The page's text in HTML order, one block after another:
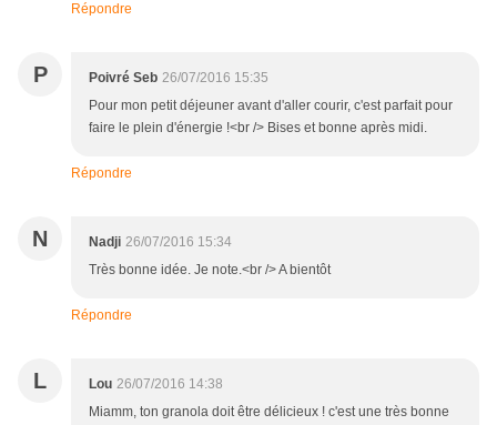
Répondre
P Poivré Seb 26/07/2016 15:35
Pour mon petit déjeuner avant d'aller courir, c'est parfait pour
faire le plein d'énergie !<br /> Bises et bonne après midi.
Répondre
N Nadji 26/07/2016 15:34
Très bonne idée. Je note.<br /> A bientôt
Répondre
L Lou 26/07/2016 14:38
Miamm, ton granola doit être délicieux ! c'est une très bonne